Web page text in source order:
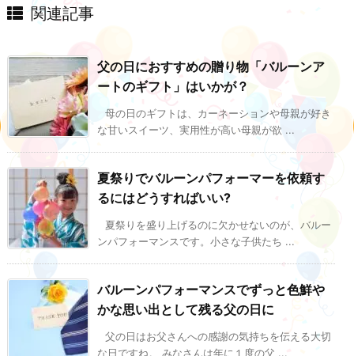
関連記事
父の日におすすめの贈り物「バルーンア
ートのギフト」はいかが？
母の日のギフトは、カーネーションや母親が好き
な甘いスイーツ、実用性が高い母親が欲 ...
夏祭りでバルーンパフォーマーを依頼す
るにはどうすればいい?
夏祭りを盛り上げるのに欠かせないのが、バルー
ンパフォーマンスです。小さな子供たち ...
バルーンパフォーマンスでずっと色鮮や
かな思い出として残る父の日に
父の日はお父さんへの感謝の気持ちを伝える大切
な日ですね。 みなさんは年に１度の父 ...